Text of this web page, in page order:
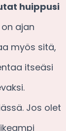
huippusi
ajan
myös sitä,
itseäsi
Jos olet